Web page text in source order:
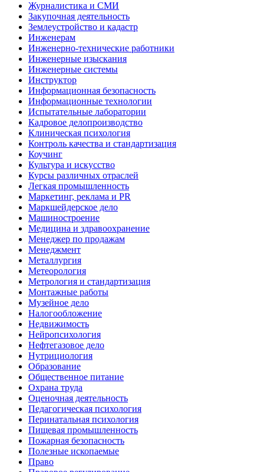
Журналистика и СМИ
Закупочная деятельность
Землеустройство и кадастр
Инженерам
Инженерно-технические работники
Инженерные изыскания
Инженерные системы
Инструктор
Информационная безопасность
Информационные технологии
Испытательные лаборатории
Кадровое делопроизводство
Клиническая психология
Контроль качества и стандартизация
Коучинг
Культура и искусство
Курсы различных отраслей
Легкая промышленность
Маркетинг, реклама и PR
Маркшейдерское дело
Машиностроение
Медицина и здравоохранение
Менеджер по продажам
Менеджмент
Металлургия
Метеорология
Метрология и стандартизация
Монтажные работы
Музейное дело
Налогообложение
Недвижимость
Нейропсихология
Нефтегазовое дело
Нутрициология
Образование
Общественное питание
Охрана труда
Оценочная деятельность
Педагогическая психология
Перинатальная психология
Пищевая промышленность
Пожарная безопасность
Полезные ископаемые
Право